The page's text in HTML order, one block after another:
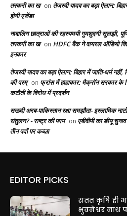
तस्करी का ख on तेजस्वी यादव का बड़ा ऐलान:
होगी एजेंडा
नाबालिग छात्राओं की रहस्यमयी गुमशुदगी सुलझी,
तस्करी का ख on HDFC बैंक ने वायरल ऑडियो
इनकार
तेजस्वी यादव का बड़ा ऐलान: बिहार में जाति-धर्म नहीं,
की परम् on फ्रांस में हाहाकार: मैक्रॉन सरकार
कटौती के विरोध में प्रदर्शन
सऊदी अरब-पाकिस्तान रक्षा समझौता- इस्लामिक
संतुलन? - राष्ट्र की परम on एबीवीपी का डीयू
तीन पदों पर कब्ज़ा
EDITOR PICKS
सतत कृषि ही
भुवनेश्वर नाथ